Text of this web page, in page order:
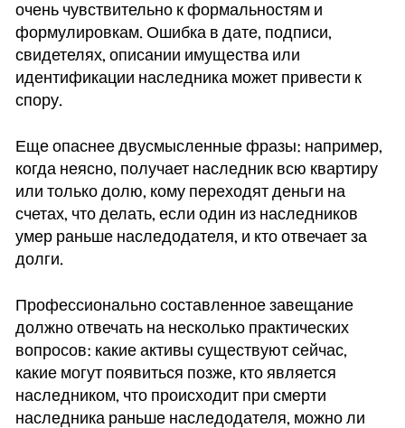
очень чувствительно к формальностям и
формулировкам. Ошибка в дате, подписи,
свидетелях, описании имущества или
идентификации наследника может привести к
спору.
Еще опаснее двусмысленные фразы: например,
когда неясно, получает наследник всю квартиру
или только долю, кому переходят деньги на
счетах, что делать, если один из наследников
умер раньше наследодателя, и кто отвечает за
долги.
Профессионально составленное завещание
должно отвечать на несколько практических
вопросов: какие активы существуют сейчас,
какие могут появиться позже, кто является
наследником, что происходит при смерти
наследника раньше наследодателя, можно ли